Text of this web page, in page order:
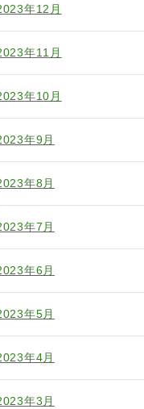
年12月
年11月
年10月
年9月
年8月
年7月
年6月
年5月
年4月
年3月